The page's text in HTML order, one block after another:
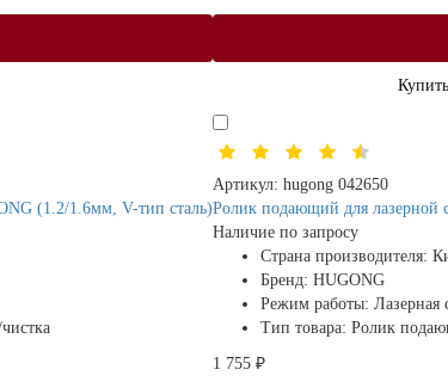
(1.2/1.6мм, V-тип сталь)
Артикул: hugong 042650
Ролик подающий для
Наличие по запросу
Страна производителя:
Бренд: HUGONG
Режим работы: Лазерная
Тип товара: Ролик
1 755 ₽